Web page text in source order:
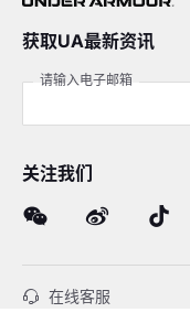
获取UA最新资讯
请输入电子邮箱
关注我们
在线客服